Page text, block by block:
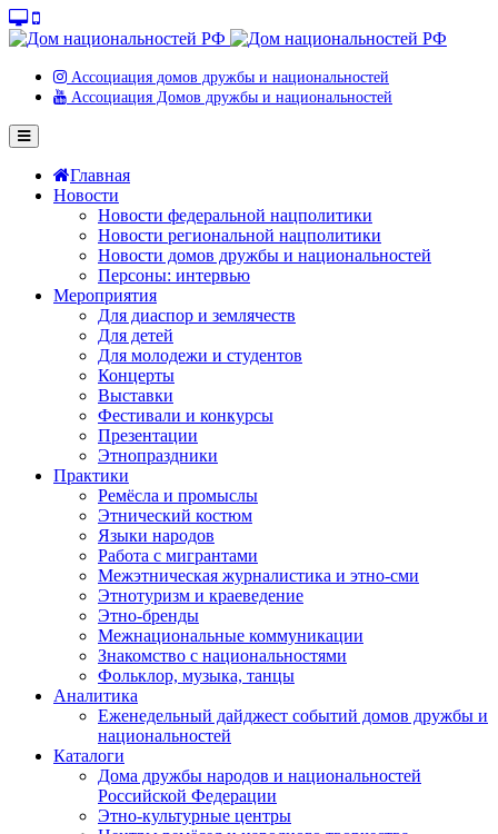
Ассоциация домов дружбы и национальностей
Ассоциация Домов дружбы и национальностей
Главная
Новости
Новости федеральной нацполитики
Новости региональной нацполитики
Новости домов дружбы и национальностей
Персоны: интервью
Мероприятия
Для диаспор и землячеств
Для детей
Для молодежи и студентов
Концерты
Выставки
Фестивали и конкурсы
Презентации
Этнопраздники
Практики
Ремёсла и промыслы
Этнический костюм
Языки народов
Работа с мигрантами
Межэтническая журналистика и этно-сми
Этнотуризм и краеведение
Этно-бренды
Межнациональные коммуникации
Знакомство с национальностями
Фольклор, музыка, танцы
Аналитика
Еженедельный дайджест событий домов дружбы и
национальностей
Каталоги
Дома дружбы народов и национальностей
Российской Федерации
Этно-культурные центры